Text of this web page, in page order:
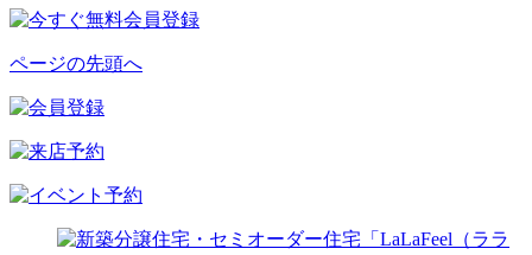
ページの先頭へ